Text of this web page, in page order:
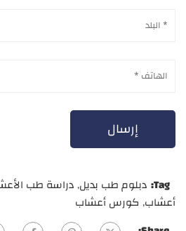
Tag: دبلوم طب بديل,دراسة طب
أعشاب, كورس أعشاب